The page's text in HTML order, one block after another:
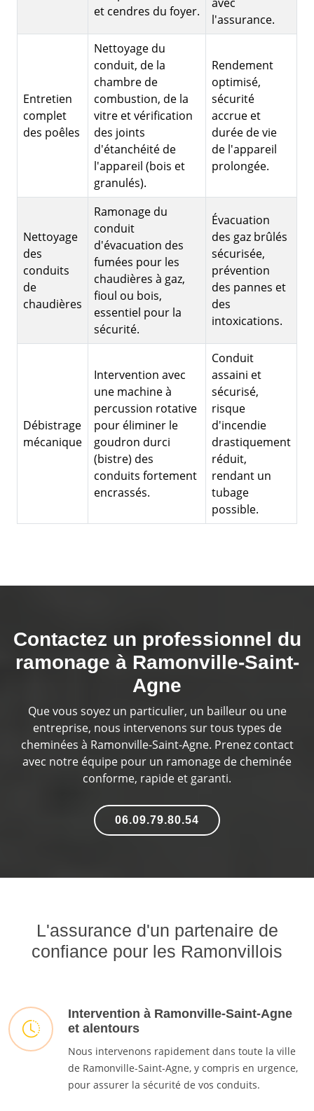
et cendres du foyer.
l'assurance.
Entretien
complet
des poêles
Nettoyage du
conduit, de la
chambre de
combustion, de la
vitre et vérification
des joints
d'étanchéité de
l'appareil (bois et
granulés).
Rendement
optimisé,
sécurité
accrue et
durée de vie
de l'appareil
prolongée.
Nettoyage
des
conduits
de
chaudières
Ramonage du
conduit
d'évacuation des
fumées pour les
chaudières à gaz,
fioul ou bois,
essentiel pour la
sécurité.
Évacuation
des gaz brûlés
sécurisée,
prévention
des pannes et
des
intoxications.
Débistrage
mécanique
Intervention avec
une machine à
percussion rotative
pour éliminer le
goudron durci
(bistre) des
conduits fortement
encrassés.
Conduit
assaini et
sécurisé,
risque
d'incendie
drastiquement
réduit,
rendant un
tubage
possible.
Contactez un professionnel du
ramonage à Ramonville-Saint-
Agne
Que vous soyez un particulier, un bailleur ou une
entreprise, nous intervenons sur tous types de
cheminées à Ramonville-Saint-Agne. Prenez contact
avec notre équipe pour un ramonage de cheminée
conforme, rapide et garanti.
06.09.79.80.54
L'assurance d'un partenaire de
confiance pour les Ramonvillois
Intervention à Ramonville-Saint-Agne
et alentours
Nous intervenons rapidement dans toute la ville
de Ramonville-Saint-Agne, y compris en urgence,
pour assurer la sécurité de vos conduits.